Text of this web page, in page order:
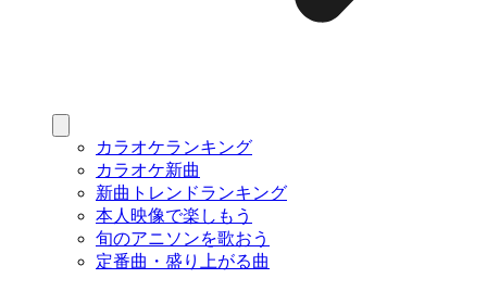
カラオケランキング
カラオケ新曲
新曲トレンドランキング
本人映像で楽しもう
旬のアニソンを歌おう
定番曲・盛り上がる曲